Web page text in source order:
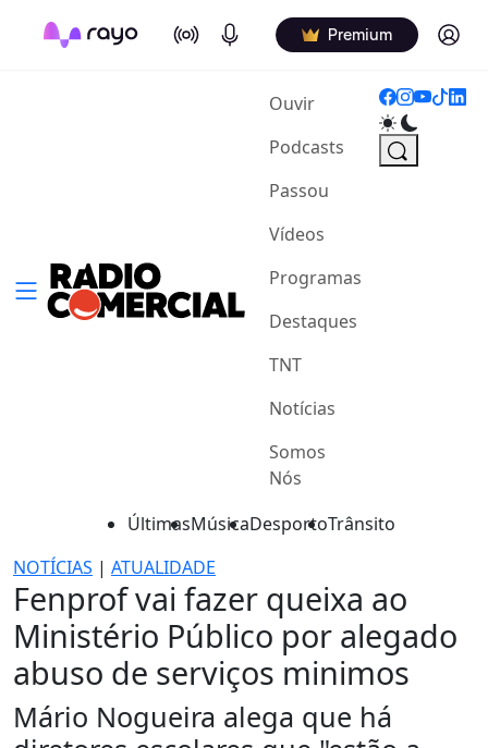
On Air Podcasts Premium Log in
Ouvir(current)
Podcasts
Passou
Vídeos
Programas
Destaques
TNT
Notícias
Somos
Nós
ÚltimasMúsicaDesportoTrânsito
NOTÍCIAS | ATUALIDADE
Fenprof vai fazer queixa ao
Ministério Público por alegado
abuso de serviços minimos
Mário Nogueira alega que há